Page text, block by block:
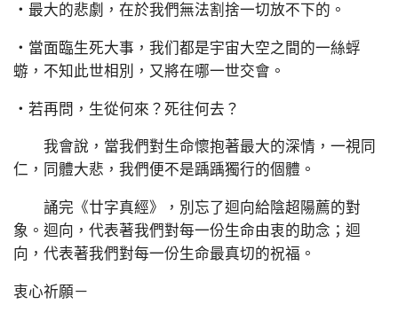
‧最大的悲劇，在於我們無法割捨一切放不下的。
‧當面臨生死大事，我们都是宇宙大空之間的一絲蜉
蝣，不知此世相別，又將在哪一世交會。
‧若再問，生從何來？死往何去？
我會說，當我們對生命懷抱著最大的深情，一視同
仁，同體大悲，我們便不是踽踽獨行的個體。
誦完《廿字真經》，別忘了迴向給陰超陽薦的對
象。迴向，代表著我們對每一份生命由衷的助念；迴
向，代表著我們對每一份生命最真切的祝福。
衷心祈願－